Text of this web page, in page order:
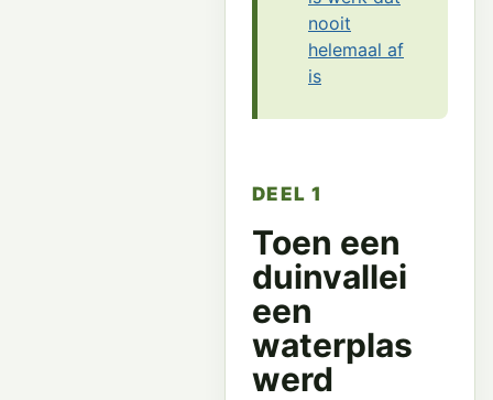
nooit
helemaal af
is
DEEL 1
Toen een
duinvallei
een
waterplas
werd